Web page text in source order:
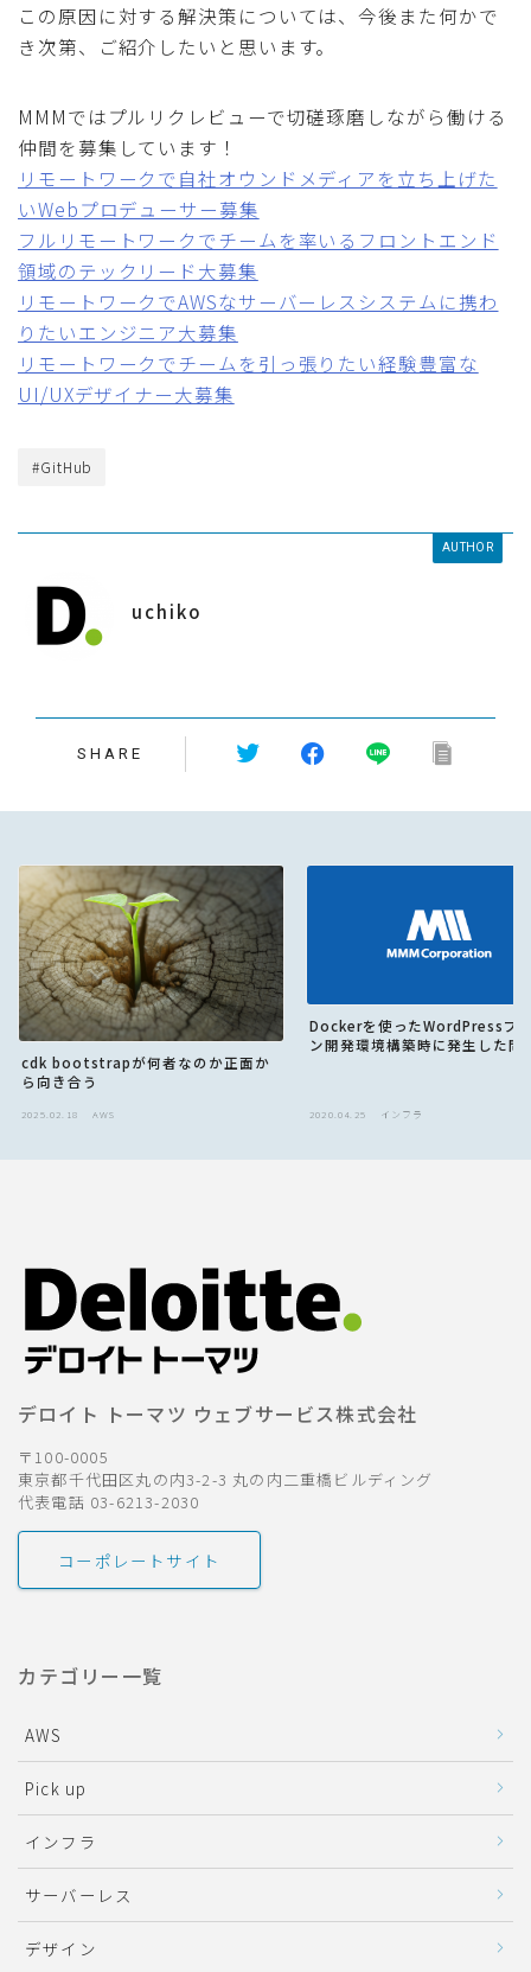
この原因に対する解決策については、今後また何かで
き次第、ご紹介したいと思います。
MMMではプルリクレビューで切磋琢磨しながら働ける
仲間を募集しています！
リモートワークで自社オウンドメディアを立ち上げた
いWebプロデューサー募集
フルリモートワークでチームを率いるフロントエンド
領域のテックリード大募集
リモートワークでAWSなサーバーレスシステムに携わ
りたいエンジニア大募集
リモートワークでチームを引っ張りたい経験豊富な
UI/UXデザイナー大募集
#GitHub
AUTHOR
uchiko
SHARE
cdk bootstrapが何者なのか正面か
ら向き合う
2025.02.18 AWS
Dockerを使ったWordPressプ
ン開発環境構築時に発生した問
2020.04.25 インフラ
デロイト トーマツ ウェブサービス株式会社
〒100-0005
東京都千代田区丸の内3-2-3 丸の内二重橋ビルディング
代表電話 03-6213-2030
コーポレートサイト
カテゴリー一覧
AWS
Pick up
インフラ
サーバーレス
デザイン